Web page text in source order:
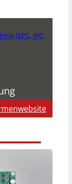
(SPS, IPC,